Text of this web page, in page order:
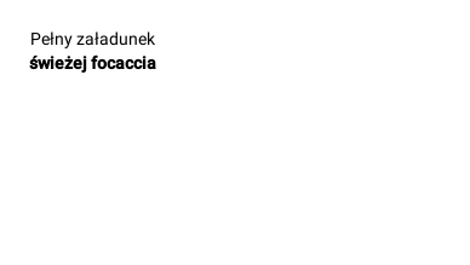
Pełny załadunek
świeżej focaccia